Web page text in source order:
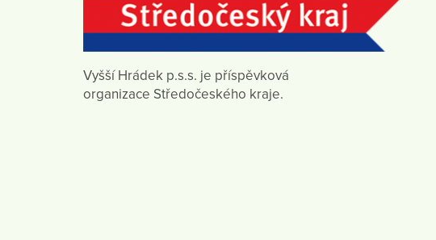
Vyšší Hrádek p.s.s. je příspěvková
organizace Středočeského kraje.